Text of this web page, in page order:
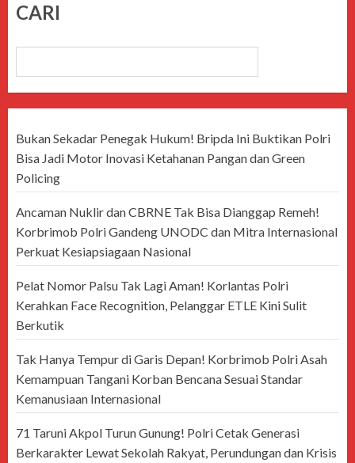
CARI
Bukan Sekadar Penegak Hukum! Bripda Ini Buktikan Polri
Bisa Jadi Motor Inovasi Ketahanan Pangan dan Green
Policing
Ancaman Nuklir dan CBRNE Tak Bisa Dianggap Remeh!
Korbrimob Polri Gandeng UNODC dan Mitra Internasional
Perkuat Kesiapsiagaan Nasional
Pelat Nomor Palsu Tak Lagi Aman! Korlantas Polri
Kerahkan Face Recognition, Pelanggar ETLE Kini Sulit
Berkutik
Tak Hanya Tempur di Garis Depan! Korbrimob Polri Asah
Kemampuan Tangani Korban Bencana Sesuai Standar
Kemanusiaan Internasional
71 Taruni Akpol Turun Gunung! Polri Cetak Generasi
Berkarakter Lewat Sekolah Rakyat, Perundungan dan Krisis